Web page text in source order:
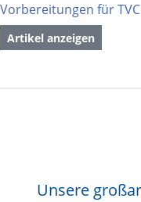
Artikel anzeigen
Unsere